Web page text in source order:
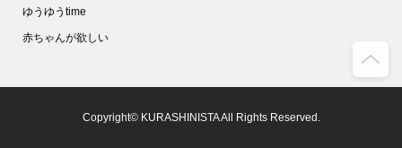
ゆうゆうtime
赤ちゃんが欲しい
Copyright© KURASHINISTA All Rights Reserved.